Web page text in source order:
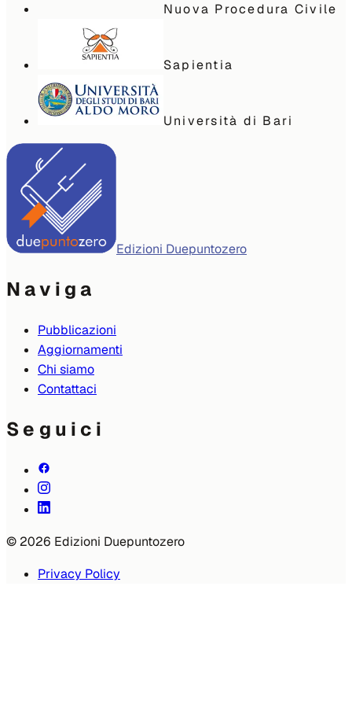
Nuova Procedura Civile
Sapientia
Università di Bari
Edizioni Duepuntozero
Naviga
Pubblicazioni
Aggiornamenti
Chi siamo
Contattaci
Seguici
© 2026 Edizioni Duepuntozero
Privacy Policy